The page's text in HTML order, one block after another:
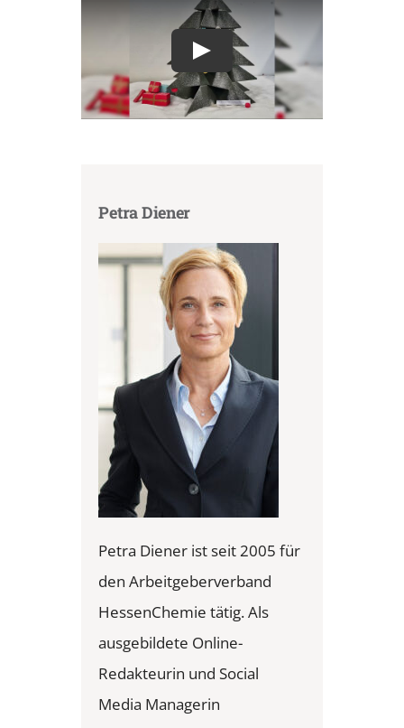
Petra Diener
Petra Diener ist seit 2005 für
den Arbeitgeberverband
HessenChemie tätig. Als
ausgebildete Online-
Redakteurin und Social
Media Managerin